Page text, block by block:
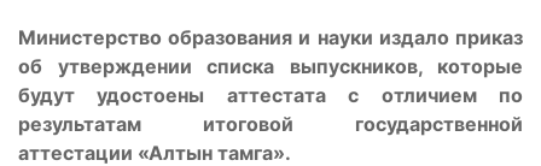
Министерство образования и науки издало приказ
об утверждении списка выпускников, которые
будут удостоены аттестата с отличием по
результатам итоговой государственной
аттестации «Алтын тамга».